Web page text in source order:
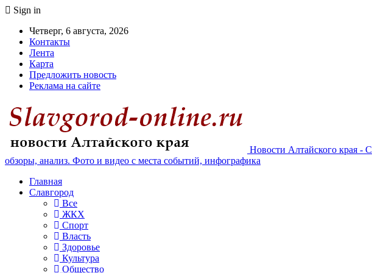
Sign in
Четверг, 6 августа, 2026
Контакты
Лента
Карта
Предложить новость
Реклама на сайте
Новости Алтайского края -
обзоры, анализ. Фото и видео с места событий, инфографика
Главная
Славгород
Все
ЖКХ
Спорт
Власть
Здоровье
Культура
Общество